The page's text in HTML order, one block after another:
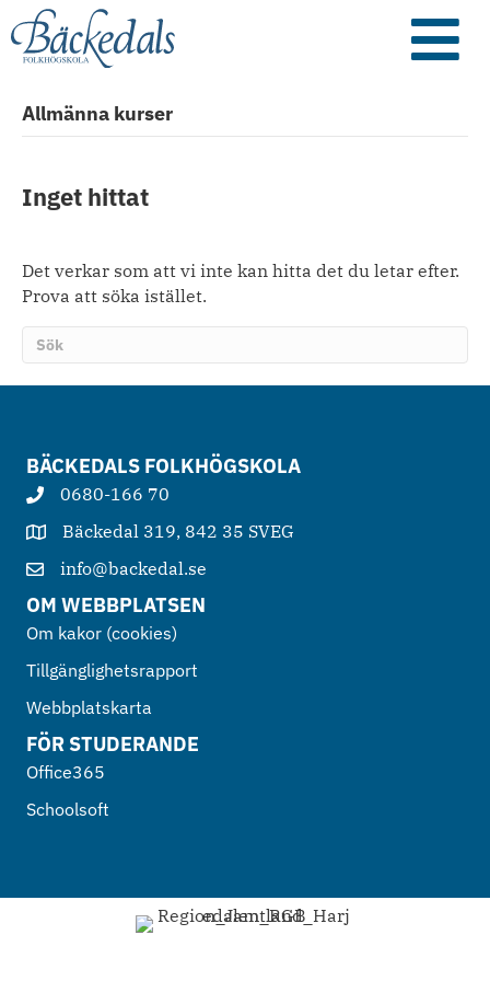
Allmänna kurser
Inget hittat
Det verkar som att vi inte kan hitta det du letar efter.
Prova att söka istället.
BÄCKEDALS FOLKHÖGSKOLA
0680-166 70
Bäckedal 319, 842 35 SVEG
info@backedal.se
OM WEBBPLATSEN
Om kakor (cookies)
Tillgänglighetsrapport
Webbplatskarta
FÖR STUDERANDE
Office365
Schoolsoft